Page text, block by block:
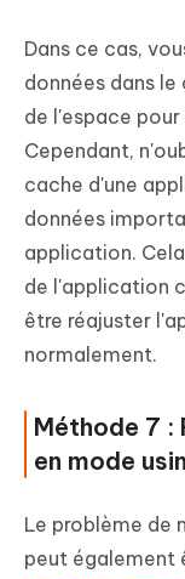
Dans ce cas,
données dans
de l'espace
Cependant,
cache d'une
données
application.
de l'application
être réajuster
normalement.
Méthode 7 :
en mode
Le problème de
peut également